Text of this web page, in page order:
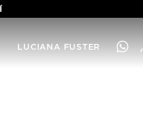
LUCIANA FUSTER